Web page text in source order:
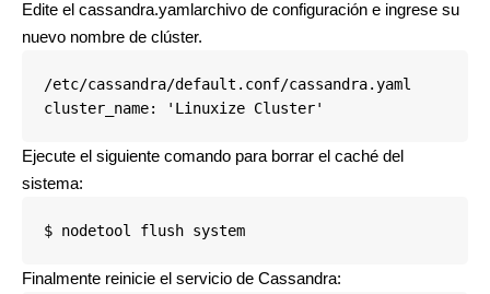
Edite el cassandra.yamlarchivo de configuración e ingrese su
nuevo nombre de clúster.
/etc/cassandra/default.conf/cassandra.yaml
cluster_name: 'Linuxize Cluster'
Ejecute el siguiente comando para borrar el caché del
sistema:
$ nodetool flush system
Finalmente reinicie el servicio de Cassandra: